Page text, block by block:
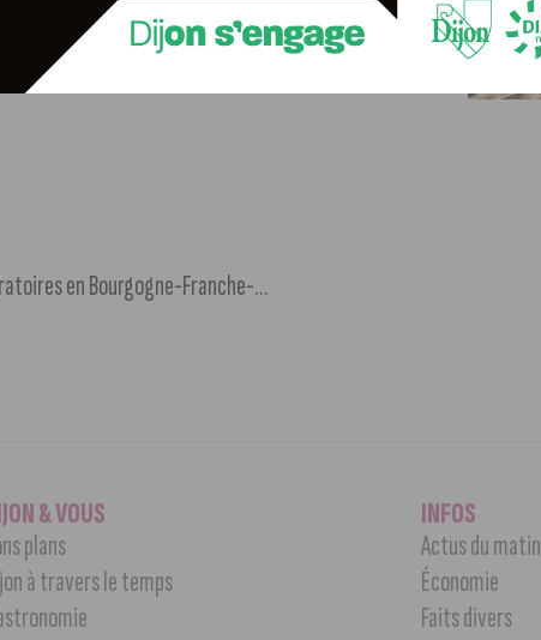
Une étude publiée par Move24 révèle les dynamiques migratoires en Bourgogne-Franche-Comté
& VOUS
plans
à travers le temps
INFOS
Actus du matin
Économie
Faits divers